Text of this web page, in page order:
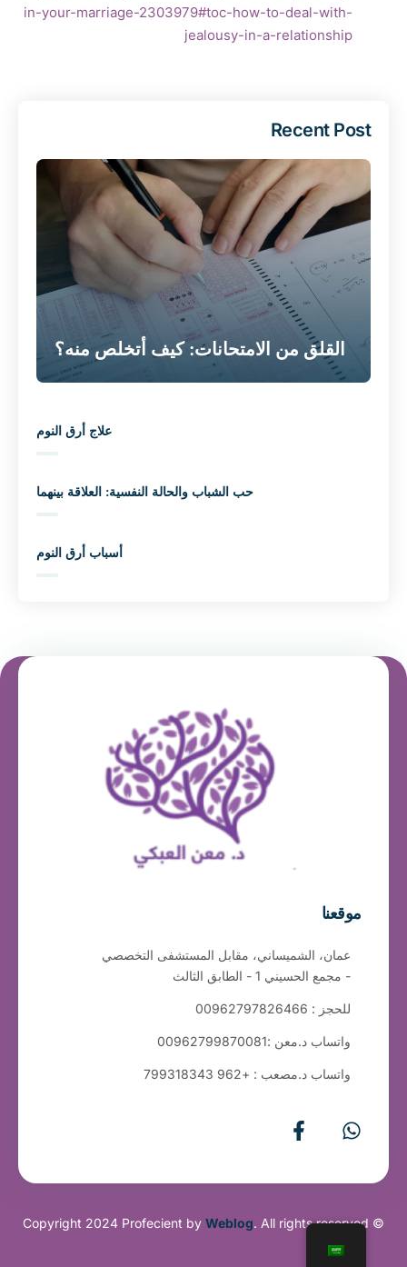
in-your-marriage-2303979#toc-how-to-deal-with-
jealousy-in-a-relationship
Recent Post
القلق من الامتحانات: كيف أتخلص منه؟
علاج أرق النوم
حب الشباب والحالة النفسية: العلاقة بينهما
أسباب أرق النوم
موقعنا
عمان، الشميساني، مقابل المستشفى التخصصي
- مجمع الحسيني 1 - الطابق الثالث
للحجز : 00962797826466
واتساب د.معن :00962799870081
واتساب د.مصعب : +962 799318343
© Copyright 2024 Profecient by
Weblog. All rights reserved